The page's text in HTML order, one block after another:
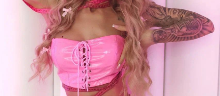
ПОСТРОЙ СВОЁ